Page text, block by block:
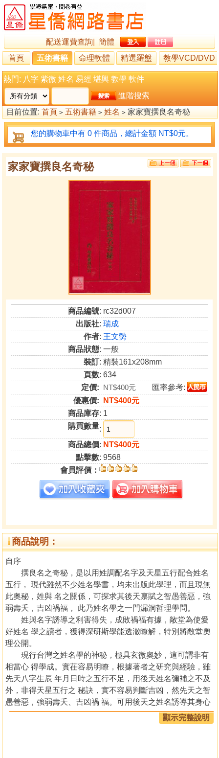
配送運費查詢
簡體
首頁
五術書籍 命理軟體 精選羅盤 教學VCD/DVD
熱門: 八字 紫微 姓名 易經 堪輿 教學 軟件
進階搜索
目前位置: 首頁 > 五術書籍 > 姓名 > 家家寶撰良名奇秘
您的購物車中有 0 件商品，總計金額 NT$0元。
家家寶撰良名奇秘
商品編號: rc32d007
出版社:瑞成
作者: 王文勢
商品狀態: 一般
裝訂: 精裝161x208mm
頁數: 634
定價: NT$400元
匯率參考:
優惠價:
NT$400元
商品庫存: 1
購買數量:
商品總價: NT$400元
點擊數: 9568
會員評價：
商品說明：
自序
撰良名之奇秘，是以用姓調配名字及天星五行配合姓名
五行， 現代雖然不少姓名學書，均未出版此學理，而且現無
此奧秘，姓與 名之關係，可探求其後天禀賦之智愚善惡，強
弱壽夭，吉凶禍福， 此乃姓名學之一門漏洞哲理學問。
姓與名字誘導之利害得失，成敗禍福有據，敞堂為使愛
好姓名 學之讀者，獲得深研斯學能透澈瞭解，特別將敞堂奧
理公開。
現行台灣之姓名學的神秘，極具玄微奧妙，這可謂非有
相當心 得學成。實茌容易明瞭，根據著者之研究與經驗，雖
先天八字生辰 年月日時之五行不足，用後天姓名彌補之不及
外，非得天星五行之 秘訣，實不容易判斷吉凶，然先天之智
愚善惡，強弱壽夭、吉凶禍 福。可用後天之姓名誘導其身心
修養，予以改變人生之命運，補充 身體健和，用後天姓名配
合天星庫財運，可調和血氣順流，諸事如 意財源廣進，所謂
顯示完整說明